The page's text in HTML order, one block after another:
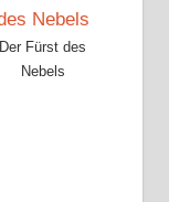
Der Fürst des
Nebels